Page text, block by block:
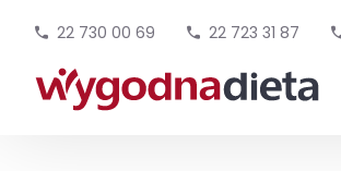
22 730 00 69 22 723 31 87